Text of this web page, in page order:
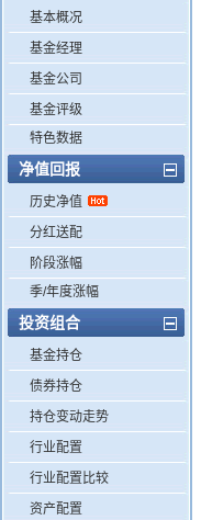
基本概况
基金经理
基金公司
基金评级
特色数据
净值回报
历史净值
分红送配
阶段涨幅
季/年度涨幅
投资组合
基金持仓
债券持仓
持仓变动走势
行业配置
行业配置比较
资产配置